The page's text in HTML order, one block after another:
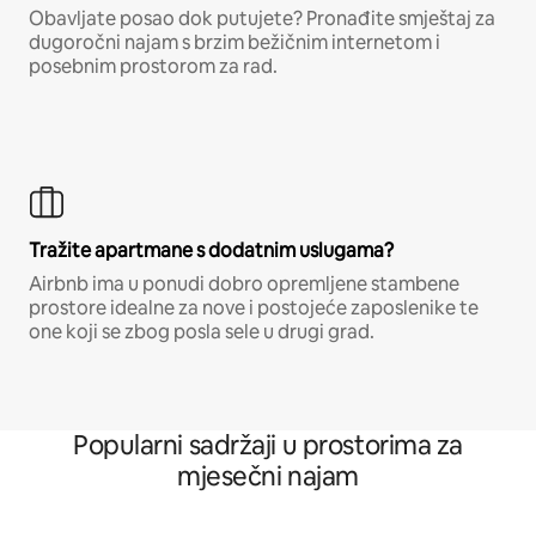
Obavljate posao dok putujete? Pronađite smještaj za
dugoročni najam s brzim bežičnim internetom i
posebnim prostorom za rad.
Tražite apartmane s dodatnim uslugama?
Airbnb ima u ponudi dobro opremljene stambene
prostore idealne za nove i postojeće zaposlenike te
one koji se zbog posla sele u drugi grad.
Popularni sadržaji u prostorima za
mjesečni najam